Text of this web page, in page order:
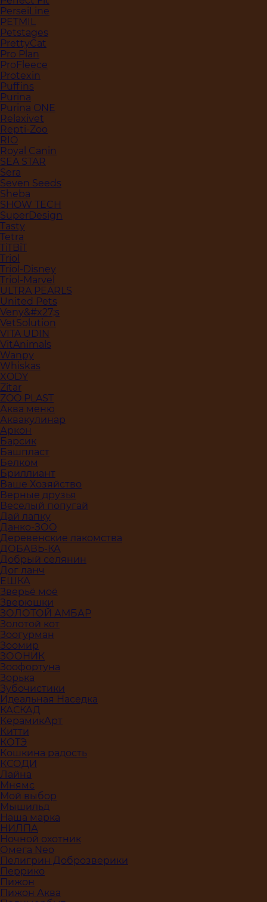
PerseiLine
PETMIL
Petstages
PrettyCat
Pro Plan
ProFleece
Protexin
Puffins
Purina
Purina ONE
Relaxivet
Repti-Zoo
RIO
Royal Canin
SEA STAR
Sera
Seven Seeds
Sheba
SHOW TECH
SuperDesign
Tasty
Tetra
TiTBiT
Triol
Triol-Disney
Triol-Marvel
ULTRA PEARLS
United Pets
Veny&#x27;s
VetSolution
VITA UDIN
VitAnimals
Wanpy
Whiskas
XODY
Zitar
ZOO PLAST
Аква меню
Аквакулинар
Аркон
Барсик
Башпласт
Белком
Бриллиант
Ваше Хозяйство
Верные друзья
Веселый попугай
Дай лапку
Данко-ЗОО
Деревенские лакомства
ДОБАВЬ-КА
Добрый селянин
Дог ланч
ЕШКА
Зверьё моё
Зверюшки
ЗОЛОТОЙ АМБАР
Золотой кот
Зоогурман
Зоомир
ЗООНИК
Зоофортуна
Зорька
Зубочистики
Идеальная Наседка
КАСКАД
КерамикАрт
Китти
КОТЭ
Кошкина радость
КСОДИ
Лайна
Мнямс
Мой выбор
Мышильд
Наша марка
НИЛПА
Ночной охотник
Омега Neo
Пелигрин Доброзверики
Перрико
Пижон
Пижон Аква